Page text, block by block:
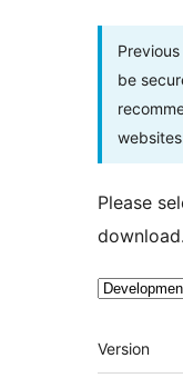
be
Please
download.
Meta
Version